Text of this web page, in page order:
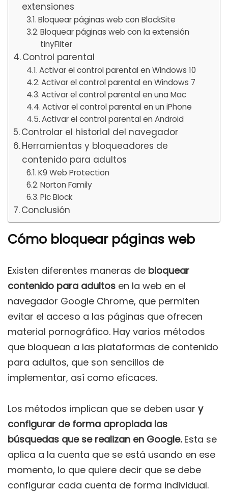
extensiones
Bloquear páginas web con BlockSite
Bloquear páginas web con la extensión
tinyFilter
Control parental
Activar el control parental en Windows 10
Activar el control parental en Windows 7
Activar el control parental en una Mac
Activar el control parental en un iPhone
Activar el control parental en Android
Controlar el historial del navegador
Herramientas y bloqueadores de
contenido para adultos
K9 Web Protection
Norton Family
Pic Block
Conclusión
Cómo bloquear páginas web
Existen diferentes maneras de bloquear
contenido para adultos en la web en el
navegador Google Chrome, que permiten
evitar el acceso a las páginas que ofrecen
material pornográfico. Hay varios métodos
que bloquean a las plataformas de contenido
para adultos, que son sencillos de
implementar, así como eficaces.
Los métodos implican que se deben usar y
configurar de forma apropiada las
búsquedas que se realizan en Google.Esta se
aplica a la cuenta que se está usando en ese
momento, lo que quiere decir que se debe
configurar cada cuenta de forma individual.